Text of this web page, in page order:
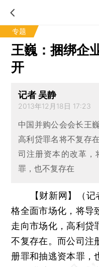
专题
王巍：捆绑企
开
记者 吴静
2013年12月18日 17:23
中国并购公会会长王
高利贷罪名将不复存
司注册资本的改革，
罪，也不复存在
【财新网】（记
格全面市场化，将导
走向市场化，高利贷
不复存在。而公司注
册罪和抽逃资本罪，